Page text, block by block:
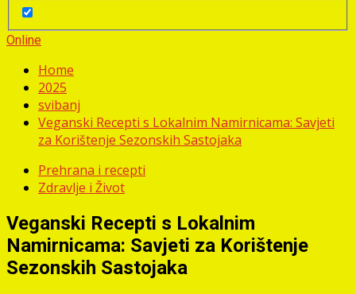
Online
Home
2025
svibanj
Veganski Recepti s Lokalnim Namirnicama: Savjeti
za Korištenje Sezonskih Sastojaka
Prehrana i recepti
Zdravlje i Život
Veganski Recepti s Lokalnim
Namirnicama: Savjeti za Korištenje
Sezonskih Sastojaka